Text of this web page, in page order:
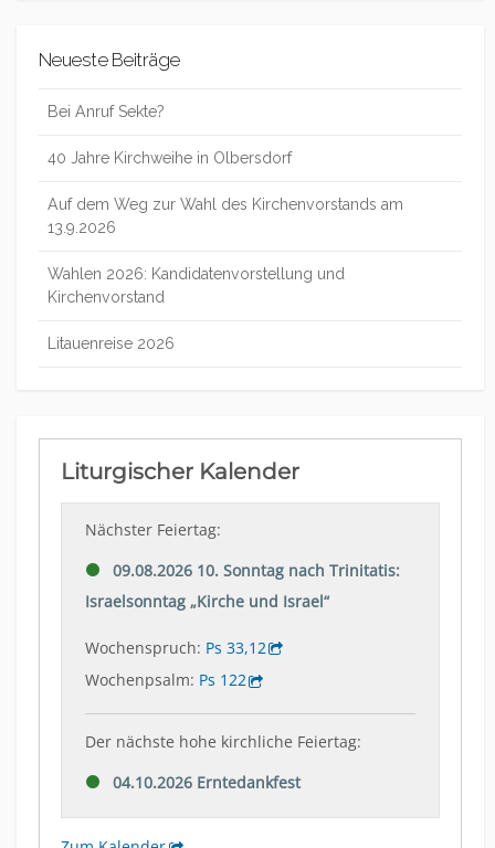
Neueste Beiträge
Bei Anruf Sekte?
40 Jahre Kirchweihe in Olbersdorf
Auf dem Weg zur Wahl des Kirchenvorstands am
13.9.2026
Wahlen 2026: Kandidatenvorstellung und
Kirchenvorstand
Litauenreise 2026